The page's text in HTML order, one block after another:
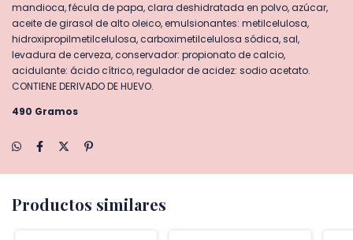
mandioca, fécula de papa, clara deshidratada en polvo, azúcar,
aceite de girasol de alto oleico, emulsionantes: metilcelulosa,
hidroxipropilmetilcelulosa, carboximetilcelulosa sódica, sal,
levadura de cerveza, conservador: propionato de calcio,
acidulante: ácido cítrico, regulador de acidez: sodio acetato.
CONTIENE DERIVADO DE HUEVO.
490 Gramos
Productos similares